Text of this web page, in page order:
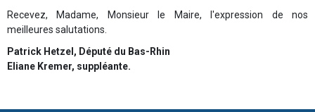
Recevez, Madame, Monsieur le Maire, l'expression de nos
meilleures salutations.
Patrick Hetzel, Député du Bas-Rhin
Eliane Kremer, suppléante.